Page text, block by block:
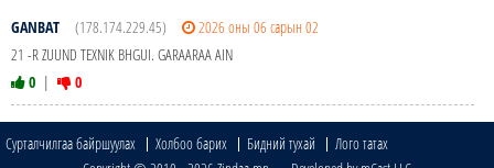
GANBAT (178.174.229.45)
2026 оны 06 сарын 02
21 -R ZUUND TEXNIK BHGUI. GARAARAA AIN
0 | 0
Сурталчилгаа байршуулах Холбоо барих Бидний тухай
Лого татах